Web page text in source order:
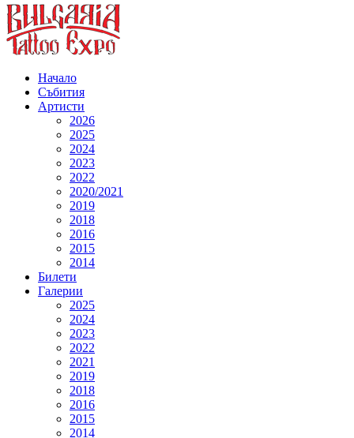
Начало
Събития
Артисти
2026
2025
2024
2023
2022
2020/2021
2019
2018
2016
2015
2014
Билети
Галерии
2025
2024
2023
2022
2021
2019
2018
2016
2015
2014